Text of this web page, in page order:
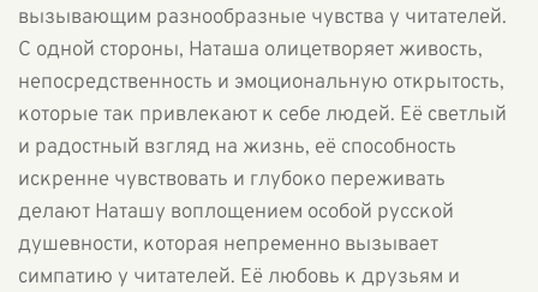
вызывающим разнообразные чувства у читателей.
С одной стороны, Наташа олицетворяет живость,
непосредственность и эмоциональную открытость,
которые так привлекают к себе людей. Её светлый
и радостный взгляд на жизнь, её способность
искренне чувствовать и глубоко переживать
делают Наташу воплощением особой русской
душевности, которая непременно вызывает
симпатию у читателей. Её любовь к друзьям и